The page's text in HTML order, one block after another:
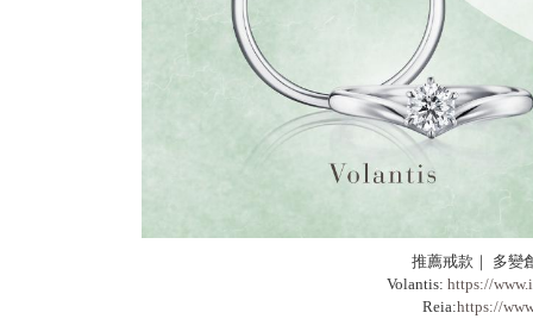
推薦戒款｜ 多變
Volantis: https://
Reia:https://